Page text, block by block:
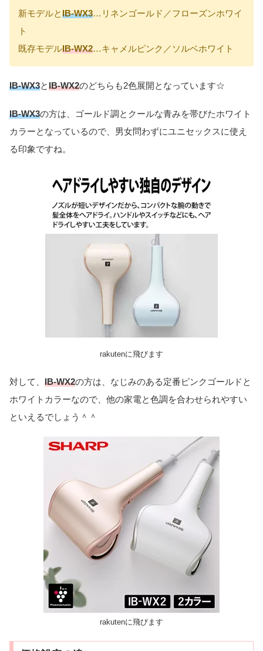
新モデルとIB-WX3…リネンゴールド／フローズンホワイ
ト
既存モデルIB-WX2…キャメルピンク／ソルベホワイト
IB-WX3とIB-WX2のどちらも2色展開となっています☆
IB-WX3の方は、ゴールド調とクールな青みを帯びたホワイト
カラーとなっているので、男女問わずにユニセックスに使え
る印象ですね。
rakutenに飛びます
対して、 IB-WX2の方は、なじみのある定番ピンクゴールドと
ホワイトカラーなので、他の家電と色調を合わせられやすい
といえるでしょう＾＾
rakutenに飛びます